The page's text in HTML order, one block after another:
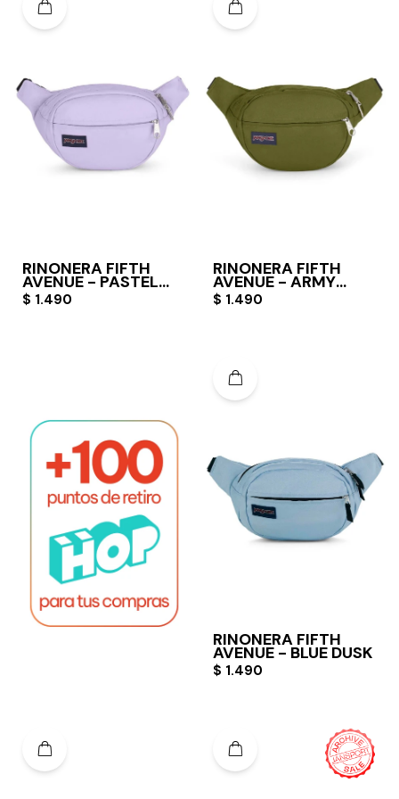
RIÑONERA FIFTH
AVENUE - PASTEL
LILAC
$ 1.490
RIÑONERA FIFTH
AVENUE - ARMY
GREEN
$ 1.490
RIÑONERA FIFTH
AVENUE - BLUE DUSK
$ 1.490